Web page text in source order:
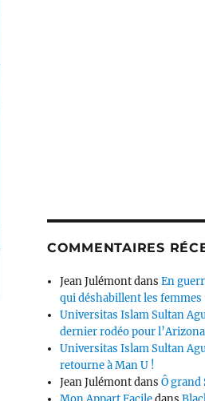
COMMENTAIRES
Jean JulémontdansEn
qui déshabillent les femmes
Universitas Islam Sultan
dernier rodéo pour l’Arizona
Universitas Islam Sultan
retourne à Man U !
Jean JulémontdansÔ